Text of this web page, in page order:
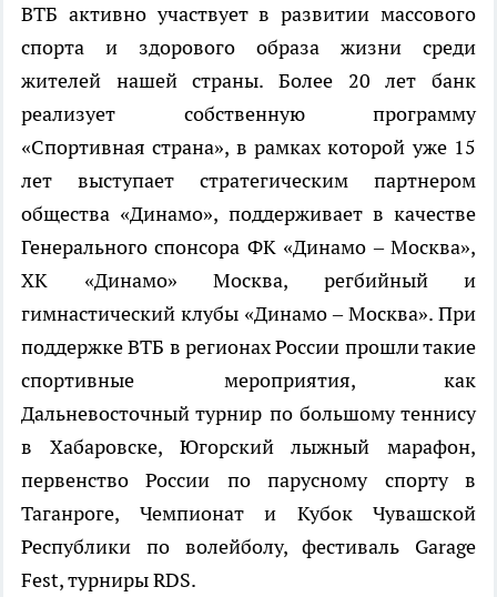
ВТБ активно участвует в развитии массового
спорта и здорового образа жизни среди
жителей нашей страны. Более 20 лет банк
реализует собственную программу
«Спортивная страна», в рамках которой уже 15
лет выступает стратегическим партнером
общества «Динамо», поддерживает в качестве
Генерального спонсора ФК «Динамо – Москва»,
ХК «Динамо» Москва, регбийный и
гимнастический клубы «Динамо – Москва». При
поддержке ВТБ в регионах России прошли такие
спортивные мероприятия, как
Дальневосточный турнир по большому теннису
в Хабаровске, Югорский лыжный марафон,
первенство России по парусному спорту в
Таганроге, Чемпионат и Кубок Чувашской
Республики по волейболу, фестиваль Garage
Fest, турниры RDS.